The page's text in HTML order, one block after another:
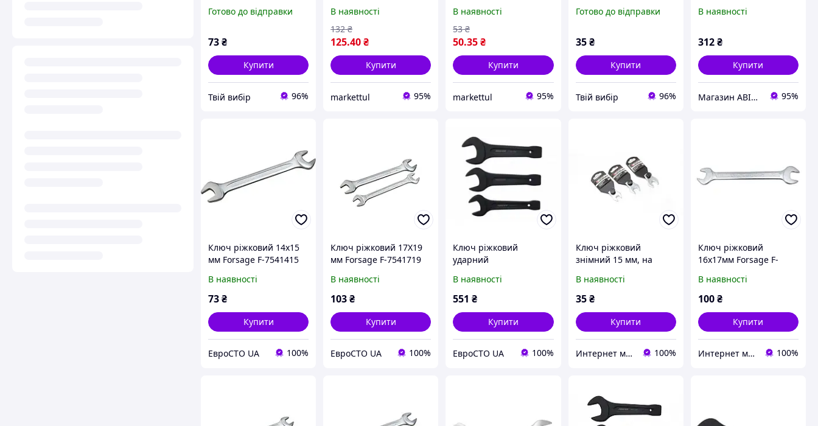
Готово до відправки
73₴
Купити
Твій вибір 96%
В наявності
125.40₴
132 ₴
Купити
markettul 95%
В наявності
50.35₴
53 ₴
Купити
markettul 95%
Готово до відправки
35 ₴
Купити
Твій вибір 96%
165мм) Forsage F-79324
В наявності
312₴
Купити
Магазин АВІНС автоінструмент для СТО 95%
Ключ ріжковий 14x15
мм Forsage F-7541415
В наявності
73₴
Купити
ЕвроСТО UA 100%
Ключ ріжковий 17X19
мм Forsage F-7541719
В наявності
103₴
Купити
ЕвроСТО UA 100%
Ключ ріжковий
ударний
(L-230 мм) Forsage F-
79141
В наявності
551 ₴
Купити
ЕвроСТО UA 100%
Ключ ріжковий
знімний 15 мм, на
Forsage F-751315A
В наявності
35 ₴
Купити
Интернет магазин "3 щітки" 100%
Ключ ріжковий
16х17мм Forsage F-
В наявності
100₴
Купити
Интернет магазин "3 щітки" 100%